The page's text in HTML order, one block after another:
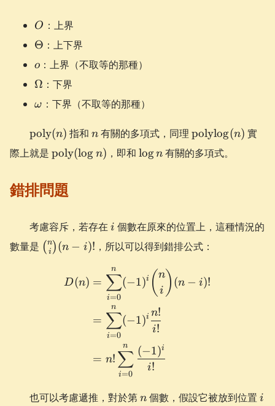
O
O ：上界
\Theta
Θ ：上下界
o
o ：上界（不取等的那種）
\Omega
Ω ：下界
\omega
ω ：下界（不取等的那種）
\mathrm{poly}
(n)
poly(n) 指和n
n 有關的多項式，同理
(n)
polylog(n) 實
際上就是 \mathrm{poly}
(\log n)
poly(log n) ，即和 \log
logn 有關的多項式。
錯排問題
考慮容斥，若存在 i
i 個數在原來的位置上，這種情況的
數量是 \binom{n}
{i}(n-i)!
( i
n)(n − i)! ，所以可以得到錯排公式：
\begin{aligned} D(n)
D(n) =
i=0
∑
n
(−1)i ( i
n) (n − i)!
=
i=0
∑
n
(−1)i
i!
n!
= n!
i=0
∑
n
i!
(−1)i
也可以考慮遞推，對於第n
n 個數，假設它被放到位置 i
i